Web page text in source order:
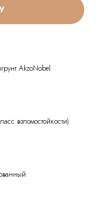
AkzoNobel
взломостойкости)